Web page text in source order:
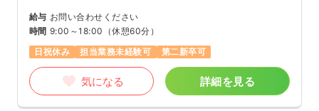
給与 お問い合わせください
時間 9:00～18:00 （休憩60分）
日祝休み
担当業務未経験可 第二新卒可
気になる 詳細を見る